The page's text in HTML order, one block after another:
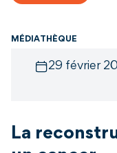
MÉDIATHÈQUE
29 février
La